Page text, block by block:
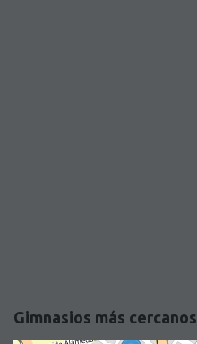
Gimnasios más cercanos